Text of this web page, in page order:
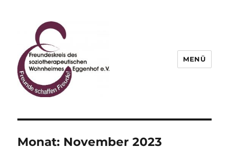
Wohnheimes Eggenhof e.V.
MENÜ
Monat: November 2023